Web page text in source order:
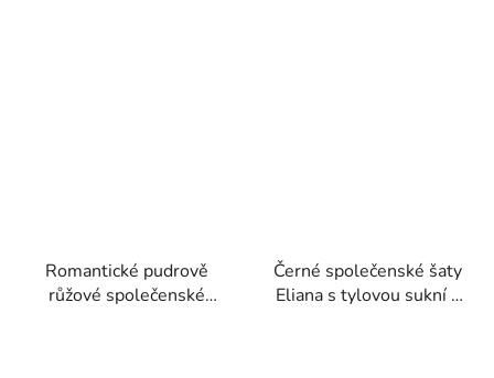
Romantické pudrově
růžové společenské
Černé společenské šaty
Eliana s tylovou sukní s